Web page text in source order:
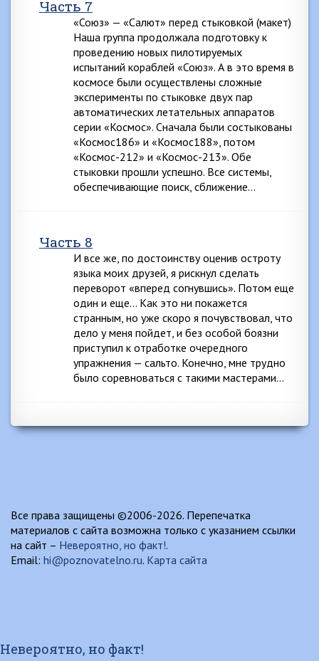
Часть 7
«Союз» — «Салют» перед стыковкой (макет)
Наша группа продолжала подготовку к
проведению новых пилотируемых
испытаний кораблей «Союз». А в это время в
космосе были осуществлены сложные
эксперименты по стыковке двух пар
автоматических летательных аппаратов
серии «Космос». Сначала были состыкованы
«Космос186» и «Космос188», потом
«Космос-212» и «Космос-213». Обе
стыковки прошли успешно. Все системы,
обеспечивающие поиск, сближение…
Часть 8
И все же, по достоинству оценив остроту
языка моих друзей, я рискнул сделать
переворот «вперед согнувшись». Потом еще
один и еще… Как это ни покажется
странным, но уже скоро я почувствовал, что
дело у меня пойдет, и без особой боязни
приступил к отработке очередного
упражнения — сальто. Конечно, мне трудно
было соревноваться с такими мастерами…
Все права защищены ©2006-2026. Перепечатка
материалов с сайта возможна только с указанием ссылки
на сайт – Невероятно, но факт!.
Email: hi@poznovatelno.ru. Карта сайта
Невероятно, но факт!